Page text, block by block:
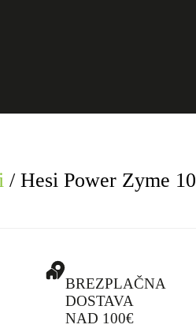
/ Hesi Power Zyme
BREZPLAČNA
DOSTAVA
NAD 100€